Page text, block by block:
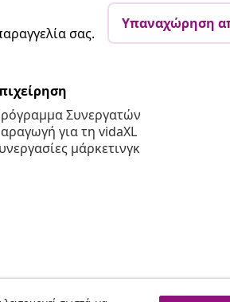
σας.
Υπαναχώρηση
Συνεργατών
για τη vidaXL
μάρκετινγκ